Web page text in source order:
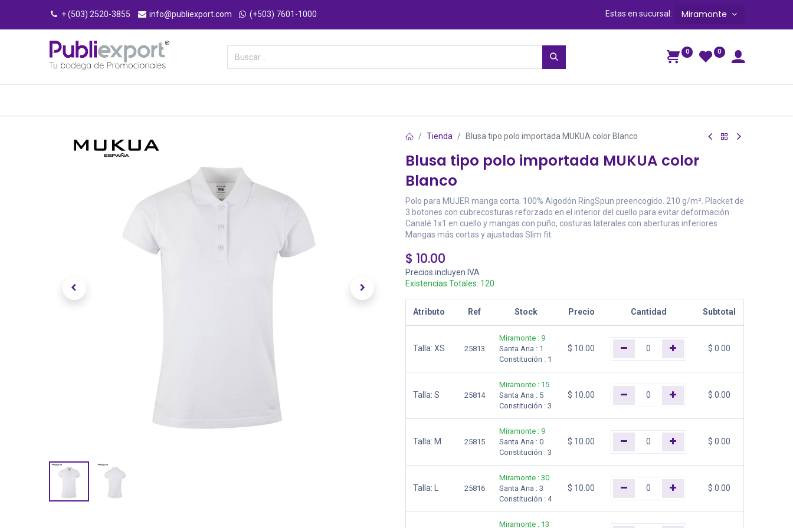
+ (503) 2520-3855 info@publiexport.com (+503) 7601-1000 Estas en sucursal: Miramonte
0 0
Tienda Blusa tipo polo importada MUKUA color Blanco
Blusa tipo polo importada MUKUA color
Blanco
Polo para MUJER manga corta. 100% Algodón RingSpun preencogido. 210 g/m². Placket de
3 botones con cubrecosturas reforzado en el interior del cuello para evitar deformación
Canalé 1x1 en cuello y mangas con puño, costuras laterales con aberturas inferiores
Mangas más cortas y ajustadas Slim fit.
$ 10.00
Precios incluyen IVA
Existencias Totales: 120
Atributo Ref Stock Precio Cantidad Subtotal
Talla: XS 25813
Miramonte : 9
Santa Ana : 1
Constitución : 1
$ 10.00 $ 0.00
Talla: S 25814
Miramonte : 15
Santa Ana : 5
Constitución : 3
$ 10.00 $ 0.00
Talla: M 25815
Miramonte : 9
Santa Ana : 0
Constitución : 3
$ 10.00 $ 0.00
Talla: 25816
Miramonte : 30
Santa Ana : 3
Constitución : 4
$ 10.00 $ 0.00
Miramonte : 13